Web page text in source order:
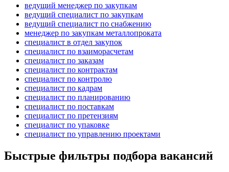
ведущий менеджер по закупкам
ведущий специалист по закупкам
ведущий специалист по снабжению
менеджер по закупкам металлопроката
специалист в отдел закупок
специалист по взаиморасчетам
специалист по заказам
специалист по контрактам
специалист по контролю
специалист по кадрам
специалист по планированию
специалист по поставкам
специалист по претензиям
специалист по упаковке
специалист по управлению проектами
Быстрые фильтры подбора вакансий